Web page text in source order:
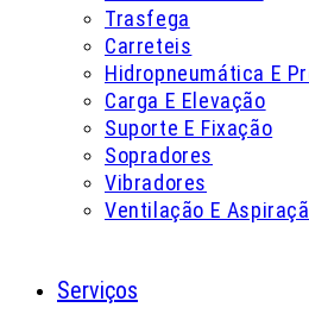
Trasfega
Carreteis
Hidropneumática E
Carga E Elevação
Suporte E Fixação
Sopradores
Vibradores
Ventilação E
Serviços